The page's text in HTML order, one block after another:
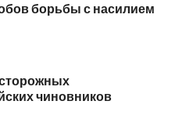
борьбы с насилием
чиновников